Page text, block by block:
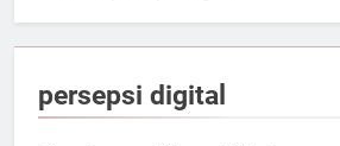
persepsi digital